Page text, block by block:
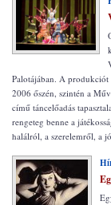
Palotájában. A
2006 őszén, szintén a
című táncelőadás
rengeteg benne a
halálról, a szerelemről, a